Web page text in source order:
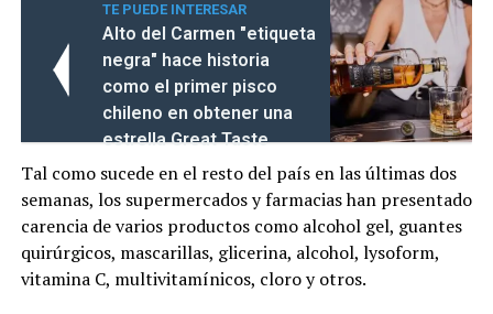
TE PUEDE INTERESAR
Alto del Carmen "etiqueta
negra" hace historia
como el primer pisco
chileno en obtener una
estrella Great Taste
Tal como sucede en el resto del país en las últimas dos
semanas, los supermercados y farmacias han presentado
carencia de varios productos como alcohol gel, guantes
quirúrgicos, mascarillas, glicerina, alcohol, lysoform,
vitamina C, multivitamínicos, cloro y otros.